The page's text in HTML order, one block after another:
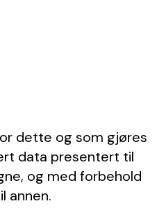
dette og som gjøres
data presentert til
og med forbehold
annen.